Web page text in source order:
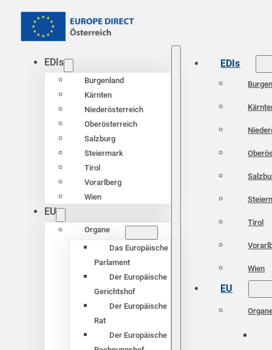
EDIs
Burgenland
Kärnten
Niederösterreich
Oberösterreich
Salzburg
Steiermark
Tirol
Vorarlberg
Wien
EU
Organe
Das Europäische
Parlament
Der Europäische
Gerichtshof
Der Europäische
Rat
Der Europäische
EDIs
Tirol
Wien
EU